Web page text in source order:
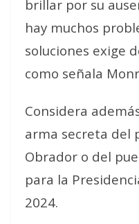
brillar por su
hay muchos
soluciones exige
como señala
Considera
arma secreta del
Obrador o del
para la
2024.